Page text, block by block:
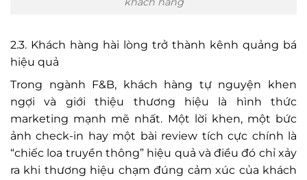
2.3. Khách hàng hài lòng trở thành kênh quảng bá
hiệu quả
Trong ngành F&B, khách hàng tự nguyện khen
ngợi và giới thiệu thương hiệu là hình thức
marketing mạnh mẽ nhất. Một lời khen, một bức
ảnh check-in hay một bài review tích cực chính là
“chiếc loa truyền thông” hiệu quả và điều đó chỉ xảy
ra khi thương hiệu chạm đúng cảm xúc của khách